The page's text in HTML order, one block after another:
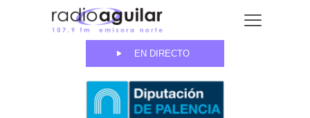
EN DIRECTO